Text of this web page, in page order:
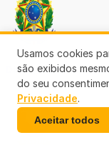
Diário Oficial da
Usamos cookies
são exibidos
do seu
Privacidade.
Aceitar todos